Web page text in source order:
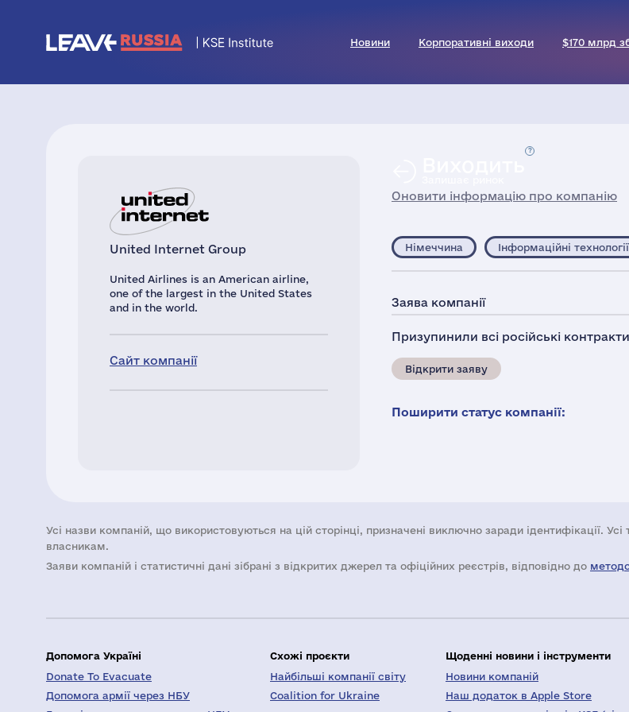
Новини Корпоративні виходи $170 млрд
United Internet Group
United Airlines is an American airline,
one of the largest in the United States
and in the world.
Сайт компанії
Оновити інформацію про компанію
Німеччина Інформаційні технології
Заява компанії
Призупинили всі російські контракти
Відкрити заяву
Поширити статус компанії:
Усі назви компаній, що використовуються на цій сторінці, призначені виключно заради ідентифікації.
власникам.
Заяви компаній i статистичні дані зібрані з відкритих джерел та офіційних реєстрів, відповідно до
Допомога Україні
Donate To Evacuate
Допомога армії через НБУ
Схожі проєкти
Найбільші компанії світу
Coalition for Ukraine
Щоденні новини і інструменти
Новини компаній
Наш додаток в Apple Store